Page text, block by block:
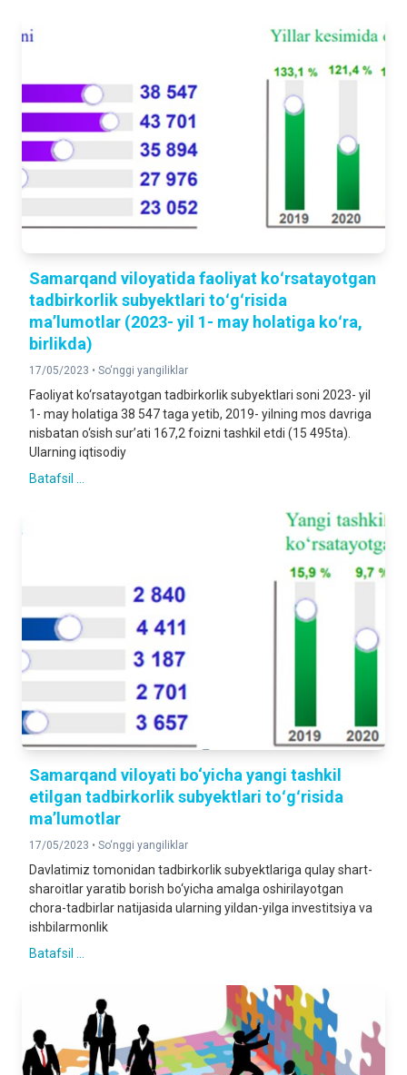
Samarqand viloyatida faoliyat koʻrsatayotgan
tadbirkorlik subyektlari toʻgʻrisida
maʼlumotlar (2023- yil 1- may holatiga koʻra,
birlikda)
17/05/2023 • So‘nggi yangiliklar
Faoliyat ko‘rsatayotgan tadbirkorlik subyektlari soni 2023- yil
1- may holatiga 38 547 taga yetib, 2019- yilning mos davriga
nisbatan o‘sish sur’ati 167,2 foizni tashkil etdi (15 495ta).
Ularning iqtisodiy
Batafsil ...
Samarqand viloyati bo‘yicha yangi tashkil
etilgan tadbirkorlik subyektlari toʻgʻrisida
maʼlumotlar
17/05/2023 • So‘nggi yangiliklar
Davlatimiz tomonidan tadbirkorlik subyektlariga qulay shart-
sharoitlar yaratib borish bo‘yicha amalga oshirilayotgan
chora-tadbirlar natijasida ularning yildan-yilga investitsiya va
ishbilarmonlik
Batafsil ...